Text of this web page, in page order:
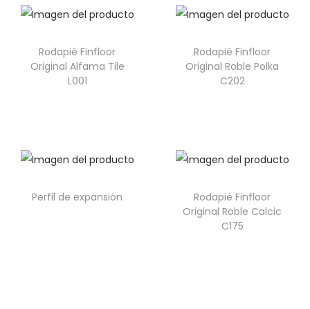
Rodapié Finfloor
Original Alfama Tile
L001
Rodapié Finfloor
Original Roble Polka
C202
Perfil de expansión
Rodapié Finfloor
Original Roble Calcic
C175